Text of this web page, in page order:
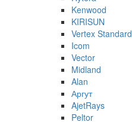
Kenwood
KIRISUN
Vertex Standard
Icom
Vector
Midland
Alan
Аргут
AjetRays
Peltor